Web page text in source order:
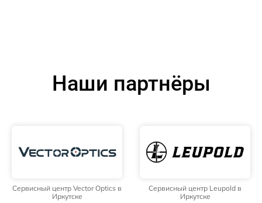
Наши партнёры
Сервисный центр Vector Optics в
Иркутске
Сервисный центр Leupold в
Иркутске